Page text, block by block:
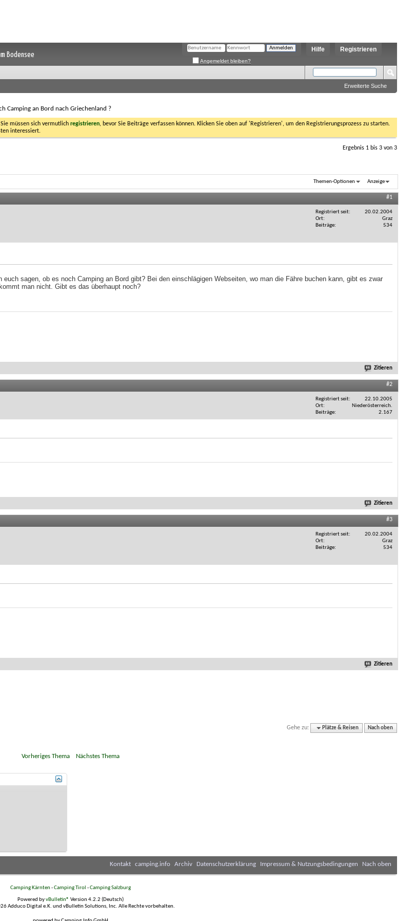
Bodensee
Registrieren
Hilfe
Angemeldet bleiben?
Erweiterte Suche
Camping an Bord nach Griechenland ?
müssen sich vermutlich registrieren, bevor Sie Beiträge verfassen können. Klicken Sie oben auf 'Registrieren', um den Registrierungsprozess zu starten.
interessiert.
Ergebnis 1 bis 3 von 3
Themen-Optionen Anzeige
#1
Registriert seit
20.02.2004
Ort
Graz
Beiträge
534
sagen, ob es noch Camping an Bord gibt? Bei den einschlägigen Webseiten, wo man die Fähre buchen kann, gibt es zwar
man nicht. Gibt es das überhaupt noch?
Zitieren
#2
Registriert seit
22.10.2005
Ort
Niederösterreich.
Beiträge
2.167
Zitieren
#3
Registriert seit
20.02.2004
Ort
Graz
Beiträge
534
Zitieren
Gehe zu: Plätze & Reisen Nach oben
Vorheriges Thema| Nächstes Thema
Kontakt camping.info Archiv Datenschutzerklärung Impressum & Nutzungsbedingungen Nach oben
Camping Kärnten-Camping Tirol -Camping Salzburg
Powered byvBulletin® Version 4.2.2 (Deutsch)
Adduco Digital e.K. und vBulletin Solutions, Inc. Alle Rechte vorbehalten.